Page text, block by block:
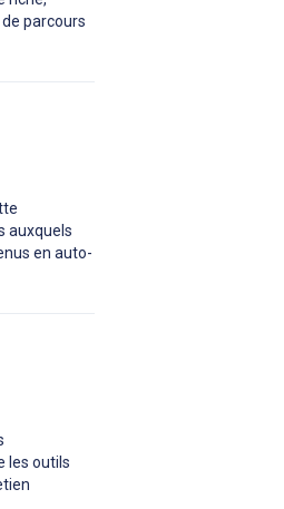
parcours
auxquels
en auto-
les outils